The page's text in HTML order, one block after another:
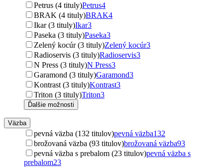
Petrus (4 tituly)Petrus4
BRAK (4 tituly)BRAK4
Ikar (3 tituly)Ikar3
Paseka (3 tituly)Paseka3
Zelený kocúr (3 tituly)Zelený kocúr3
Radioservis (3 tituly)Radioservis3
N Press (3 tituly)N Press3
Garamond (3 tituly)Garamond3
Kontrast (3 tituly)Kontrast3
Triton (3 tituly)Triton3
Ďalšie možnosti
Väzba
pevná väzba (132 titulov)pevná väzba132
brožovaná väzba (93 titulov)brožovaná väzba93
pevná väzba s prebalom (23 titulov)pevná väzba s
prebalom23